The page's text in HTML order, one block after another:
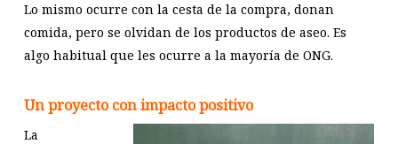
Lo mismo ocurre con la cesta de la compra, donan
comida, pero se olvidan de los productos de aseo. Es
algo habitual que les ocurre a la mayoría de ONG.
Un proyecto con impacto positivo
La